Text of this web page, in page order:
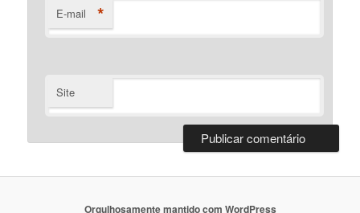
E-mail *
Site
Orgulhosamente mantido com WordPress